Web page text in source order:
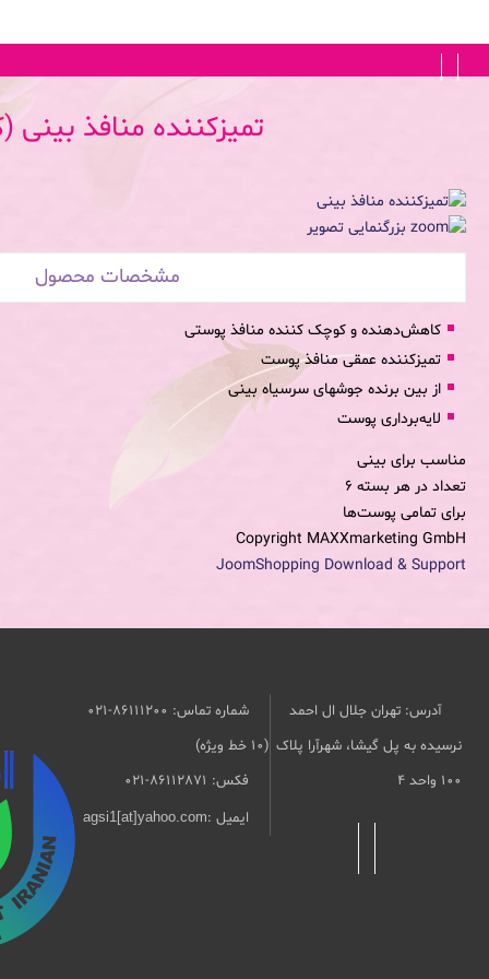
تمیزکننده منافذ بینی
بزرگنمایی تصویر
مشخصات محصول
کاهش‌دهنده و کوچک کننده منافذ پوستی
تمیزکننده عمقی منافذ پوست
از بین برنده جوشهای سرسیاه بینی
لایه‌‌برداری پوست
مناسب برای بینی
تعداد در هر بسته 6
برای تمامی پوست‌ها
Copyright MAXXmarketing GmbH
JoomShopping Download & Support
آدرس: تهران جلال ال احمد
نرسیده به پل گیشا، شهرآرا پلاک
۱۰۰ واحد ۴
شماره تماس: 86111200-021
(10 خط ویژه)
فکس: 86112871-021
ایمیل :agsi1[at]yahoo.com